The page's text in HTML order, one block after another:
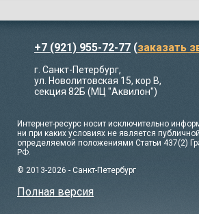
+7 (921) 955-72-77 (заказать
г. Санкт-Петербург,
ул. Новолитовская 15, кор В,
секция 82Б (МЦ "Аквилон")
Интернет-ресурс носит исключительно
ни при каких условиях не является
определяемой положениями Статьи 437(2)
РФ.
© 2013-2026 - Санкт-Петербург
Полная версия